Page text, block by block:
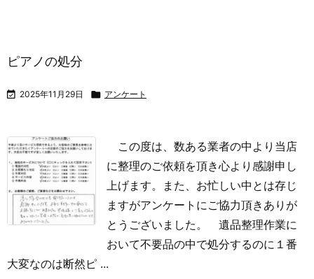
ピアノの処分
 2025年11月29日  アンケート
この度は、数ある業者の中より当店
に整理のご依頼を頂き心より感謝申し
上げます。また、お忙しい中とは存じ
ますがアンケートにご協力頂きありが
とうございました。
遺品整理作業に
おいて不要品の中で処分するのに１番
大変なのは断然ピ ...